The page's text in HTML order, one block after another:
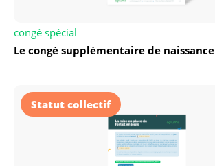
congé spécial
Le congé supplémentaire de naissance
Statut collectif